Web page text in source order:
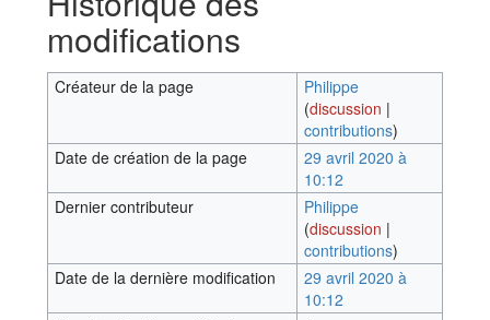
modifications
Créateur de la page
Philippe
(discussion |
contributions)
Date de création de la page
29 avril 2020 à
10:12
Dernier contributeur
Philippe
(discussion |
contributions)
Date de la dernière modification
29 avril 2020 à
10:12